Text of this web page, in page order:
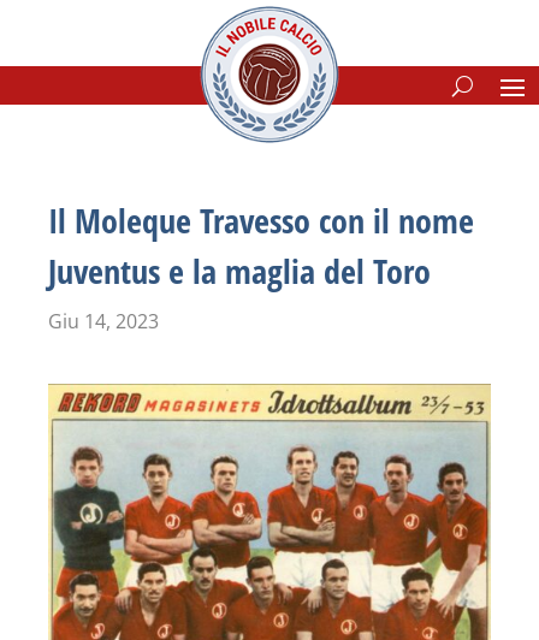
Il Moleque Travesso con il nome
Juventus e la maglia del Toro
Giu 14, 2023